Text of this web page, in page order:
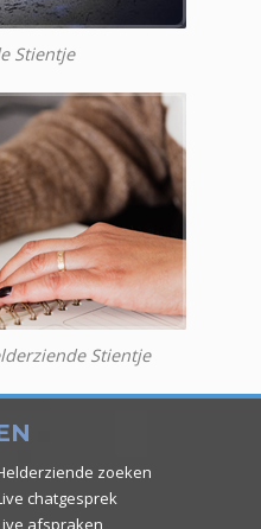
Stientje
Stientje
zoeken
chatgesprek
afspraken